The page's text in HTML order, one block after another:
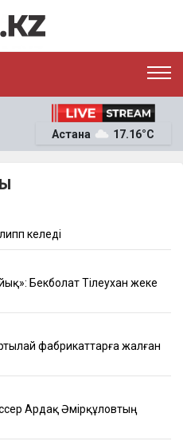
Астана 17.16°C
келеді
Бекболат Тілеухан жеке
фабрикаттарға жалған
Ардақ Әмірқұловтың